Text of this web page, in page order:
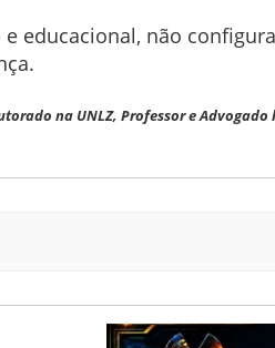
educacional, não
na UNLZ, Professor e